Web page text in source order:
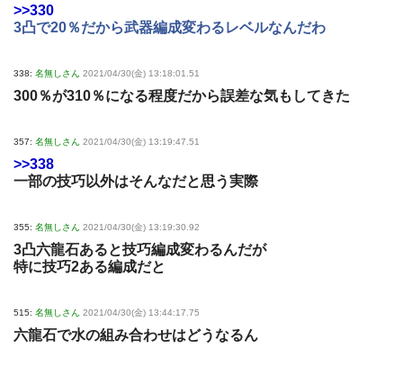
>>330
3凸で20％だから武器編成変わるレベルなんだわ
338: 名無しさん 2021/04/30(金) 13:18:01.51
300％が310％になる程度だから誤差な気もしてきた
357: 名無しさん 2021/04/30(金) 13:19:47.51
>>338
一部の技巧以外はそんなだと思う実際
355: 名無しさん 2021/04/30(金) 13:19:30.92
3凸六龍石あると技巧編成変わるんだが
特に技巧2ある編成だと
515: 名無しさん 2021/04/30(金) 13:44:17.75
六龍石で水の組み合わせはどうなるん